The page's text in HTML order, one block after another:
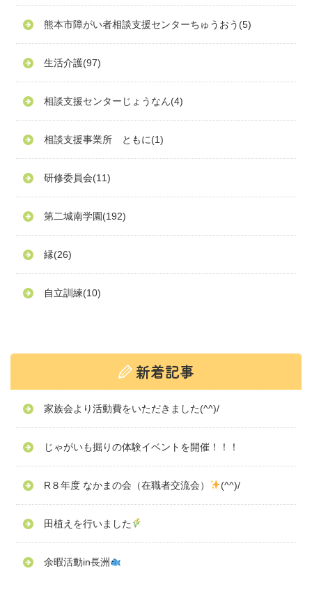
熊本市障がい者相談支援センターちゅうおう (5)
生活介護(97)
相談支援センターじょうなん(4)
相談支援事業所 ともに(1)
研修委員会(11)
第二城南学園(192)
縁(26)
自立訓練(10)
家族会より活動費をいただきました(^^)/
じゃがいも掘りの体験イベントを開催！！！
R８年度 なかまの会（在職者交流会） (^^)/
田植えを行いました
余暇活動in長洲